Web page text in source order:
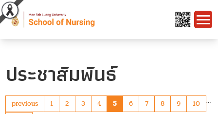
ประชาสัมพันธ์
previous 1 2 3 4 5 6 7 8 9 10
…